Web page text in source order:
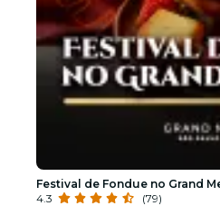
Festival de Fondue no Grand
4.3
(79)